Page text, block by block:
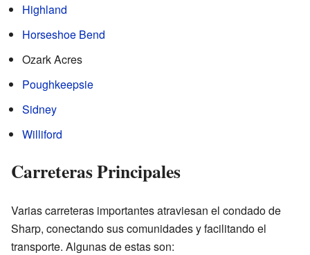
Highland
Horseshoe Bend
Ozark Acres
Poughkeepsie
Sidney
Williford
Carreteras Principales
Varias carreteras importantes atraviesan el condado de
Sharp, conectando sus comunidades y facilitando el
transporte. Algunas de estas son: